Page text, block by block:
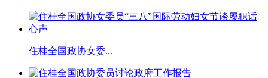
住桂全国政协女委...